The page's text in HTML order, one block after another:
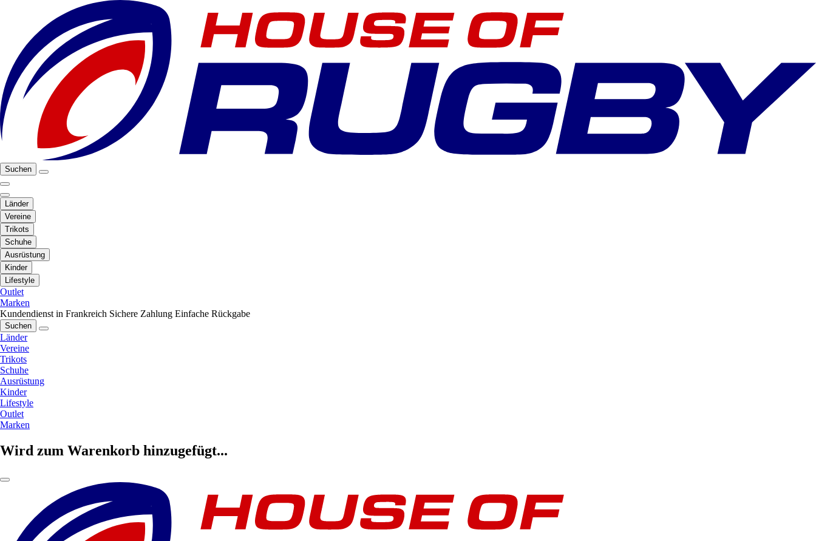
Suchen
Länder
Vereine
Trikots
Schuhe
Ausrüstung
Kinder
Lifestyle
Outlet
Marken
Kundendienst in Frankreich Sichere Zahlung Einfache Rückgabe
Suchen
Länder
Vereine
Trikots
Schuhe
Ausrüstung
Kinder
Lifestyle
Outlet
Marken
Wird zum Warenkorb hinzugefügt...